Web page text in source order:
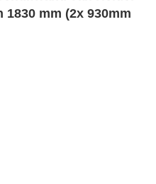
mm (2x 930mm